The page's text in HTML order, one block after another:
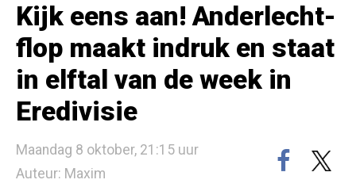
Kijk eens aan! Anderlecht-
flop maakt indruk en staat
in elftal van de week in
Eredivisie
Maandag 8 oktober, 21:15 uur
Auteur: Maxim